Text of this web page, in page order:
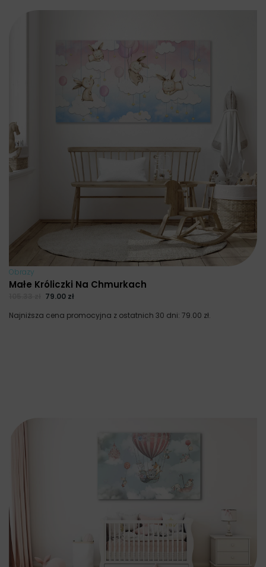
Obrazy
Małe Króliczki Na Chmurkach
79.00 zł
Najniższa cena promocyjna z ostatnich 30 dni: 79.00 zł.